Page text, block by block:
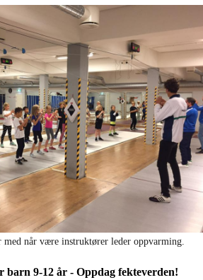
når være instruktører leder oppvarming.
barn 9-12 år - Oppdag fekteverden!